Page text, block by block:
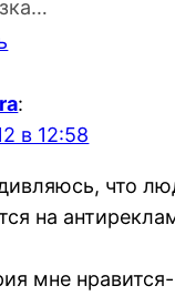
:
в 12:58
что
на
мне